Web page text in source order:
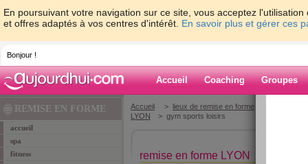
En poursuivant votre navigation sur ce site, vous acceptez
et offres adaptés à vos centres d'intérêt. En savoir plus et gérer ces
Bonjour !
Accueil Coaching Groupes
REMISE EN FORME
accueil
spa
fitness
Accueil > lieux de remise en forme
LYON
> gym sports loisirs
remise en forme LYON